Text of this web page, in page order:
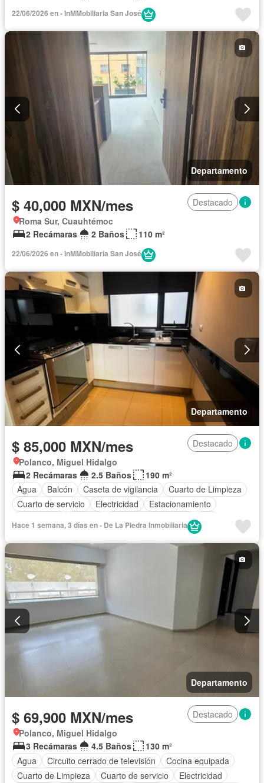
22/06/2026 en - InMMobiliaria San José
Departamento
$ 40,000 MXN/mes
Destacado
Roma Sur, Cuauhtémoc
2 Recámaras
2 Baños 110 m²
22/06/2026 en - InMMobiliaria San José
Departamento
$ 85,000 MXN/mes
Destacado
Polanco, Miguel Hidalgo
2 Recámaras
2.5 Baños
190 m²
Agua
Balcón Caseta de vigilancia
Cuarto de Limpieza
Cuarto de servicio
Electricidad
Estacionamiento
Recámara con closet
Hace 1 semana, 3 días en - De La Piedra Inmobiliaria
Departamento
$ 69,900 MXN/mes
Destacado
Polanco, Miguel Hidalgo
3 Recámaras
4.5 Baños
130 m²
Agua
Circuito cerrado de televisión
Cocina equipada
Cuarto de Limpieza
Cuarto de servicio
Electricidad